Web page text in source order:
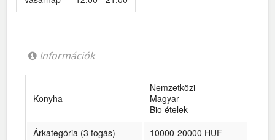
Információk
Konyha
Nemzetközi
Magyar
Bio ételek
Árkategória (3 fogás)
10000-20000 HUF